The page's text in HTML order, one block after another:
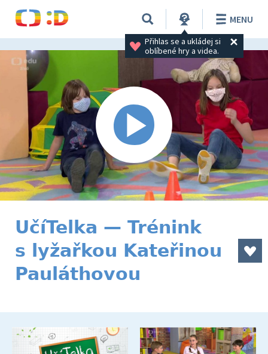
Přihlas se a ukládej si
oblíbené hry a videa.
MENU
UčíTelka — Trénink
s lyžařkou Kateřinou
Pauláthovou